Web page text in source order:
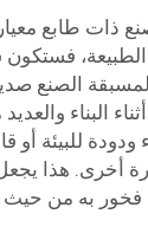
ذات طابع
فستكون
الصنع
البناء
للبيئة أو
أخرى. هذا يجعل
به من حيث